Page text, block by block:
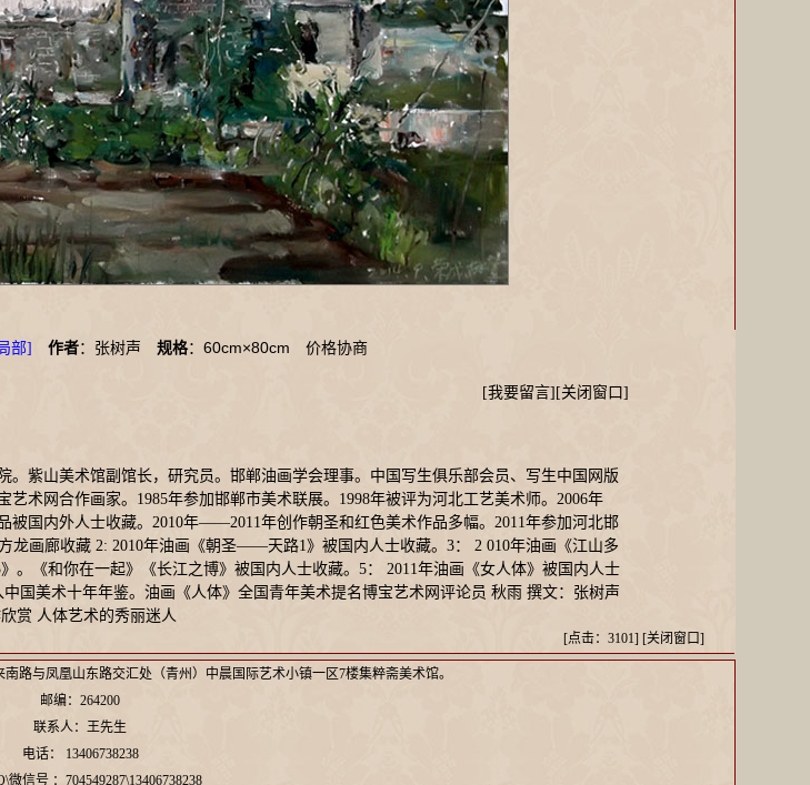
部] 作者：张树声 规格： 60cm×80cm 价格协商
[我要留言][关闭窗口]
。紫山美术馆副馆长，研究员。邯郸油画学会理事。中国写生俱乐部会员、写生中国网版
术网合作画家。1985年参加邯郸市美术联展。1998年被评为河北工艺美术师。2006年
国内外人士收藏。2010年——2011年创作朝圣和红色美术作品多幅。2011年参加河北邯
龙画廊收藏 2: 2010年油画《朝圣——天路1》被国内人士收藏。3： 2 010年油画《江山多
。《和你在一起》《长江之博》被国内人士收藏。5： 2011年油画《女人体》被国内人士
国美术十年年鉴。油画《人体》全国青年美术提名博宝艺术网评论员 秋雨 撰文：张树声
赏 人体艺术的秀丽迷人
[点击：3101] [关闭窗口]
路与凤凰山东路交汇处（青州）中晨国际艺术小镇一区7楼集粹斋美术馆。
邮编：264200
联系人：王先生
电话： 13406738238
微信号 ：704549287\13406738238